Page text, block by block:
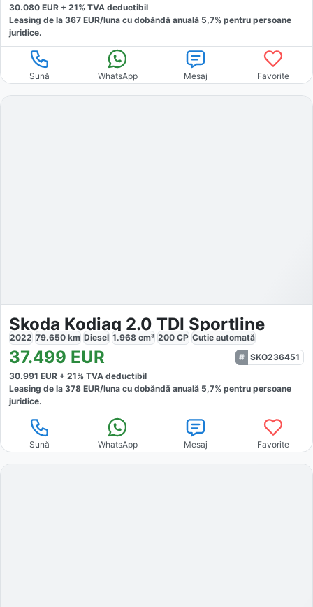
30.080 EUR + 21% TVA deductibil
Leasing de la 367 EUR/luna cu dobăndă anuală 5,7% pentru persoane
juridice.
Sună WhatsApp Mesaj Favorite
Skoda Kodiaq 2.0 TDI Sportline
2022 79.650 km Diesel 1.968 cm³ 200 CP Cutie automată
37.499 EUR
SKO236451
30.991 EUR + 21% TVA deductibil
Leasing de la 378 EUR/luna cu dobăndă anuală 5,7% pentru persoane
juridice.
Sună WhatsApp Mesaj Favorite